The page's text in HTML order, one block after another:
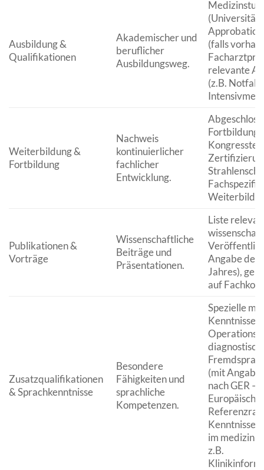
Ausbildung &
Qualifikationen
Akademischer und
beruflicher
Ausbildungsweg.
(Universität,
(falls
relevante
(z.B.
Weiterbildung &
Fortbildung
Nachweis
kontinuierlicher
fachlicher
Entwicklung.
Publikationen &
Vorträge
Wissenschaftliche
Beiträge und
Präsentationen.
Liste
Angabe des
Jahres),
auf
Zusatzqualifikationen
& Sprachkenntnisse
Besondere
Fähigkeiten und
sprachliche
Kompetenzen.
Spezielle
Kenntnisse
(mit Angabe
nach GER –
Kenntnisse
im
z.B.